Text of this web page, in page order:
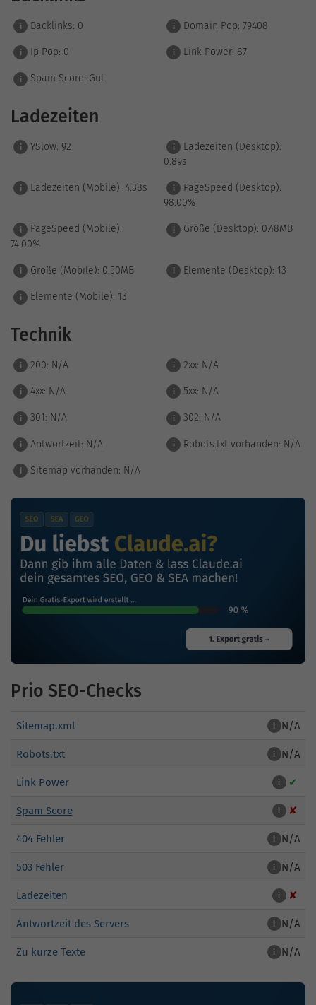
i Backlinks: 0 i Domain Pop: 79408
i Ip Pop: 0 i Link Power: 87
i Spam Score: Gut
Ladezeiten
i YSlow: 92 i
Ladezeiten (Desktop):
0.89s
i Ladezeiten (Mobile): 4.38s i
PageSpeed (Desktop):
98.00%
i
PageSpeed (Mobile):
74.00%
i Größe (Desktop): 0.48MB
i Größe (Mobile): 0.50MB i Elemente (Desktop): 13
i Elemente (Mobile): 13
Technik
i 200: N/A i 2xx: N/A
i 4xx: N/A i 5xx: N/A
i 301: N/A i 302: N/A
i Antwortzeit: N/A i Robots.txt vorhanden: N/A
i Sitemap vorhanden: N/A
Prio SEO-Checks
Sitemap.xml i N/A
Robots.txt i N/A
Link Power i ✔
Spam Score i ✘
404 Fehler i N/A
503 Fehler i N/A
Ladezeiten i ✘
Antwortzeit des Servers i N/A
Zu kurze Texte i N/A